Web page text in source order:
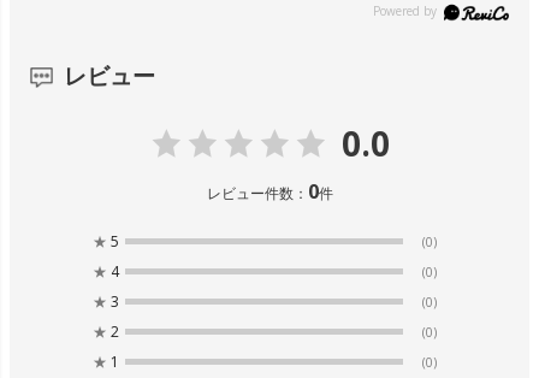
レビュー
0.0
レビュー件数： 0件
★ 5 (0)
★ 4 (0)
★ 3 (0)
★ 2 (0)
★ 1 (0)